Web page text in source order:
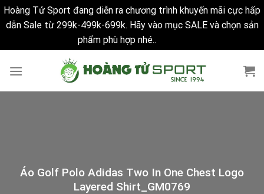
Hoàng Tử Sport đang diễn ra chương trình khuyến mãi cực hấp
dẫn Sale từ 299k-499k-699k. Hãy vào mục SALE và chọn sản
phẩm phù hợp nhé..
Áo Golf Polo Adidas Two In One Chest Logo
Layered Shirt_GM0769